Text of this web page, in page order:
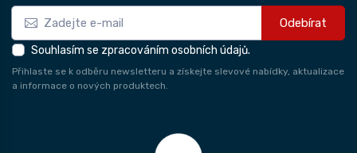
Odebírat
Souhlasím se zpracováním osobních údajů.
Přihlaste se k odběru newsletteru a získejte slevové nabídky, aktualizace
a informace o nových produktech.